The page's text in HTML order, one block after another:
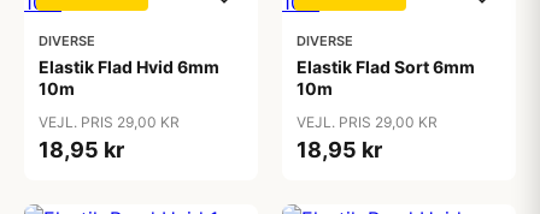
DIVERSE
Elastik Flad Hvid 6mm
10m
VEJL. PRIS 29,00 KR
18,95 kr
DIVERSE
Elastik Flad Sort 6mm
10m
VEJL. PRIS 29,00 KR
18,95 kr